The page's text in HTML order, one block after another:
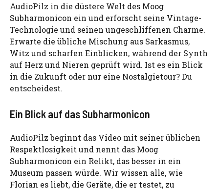
AudioPilz in die düstere Welt des Moog
Subharmonicon ein und erforscht seine Vintage-
Technologie und seinen ungeschliffenen Charme.
Erwarte die übliche Mischung aus Sarkasmus,
Witz und scharfen Einblicken, während der Synth
auf Herz und Nieren geprüft wird. Ist es ein Blick
in die Zukunft oder nur eine Nostalgietour? Du
entscheidest.
Ein Blick auf das Subharmonicon
AudioPilz beginnt das Video mit seiner üblichen
Respektlosigkeit und nennt das Moog
Subharmonicon ein Relikt, das besser in ein
Museum passen würde. Wir wissen alle, wie
Florian es liebt, die Geräte, die er testet, zu